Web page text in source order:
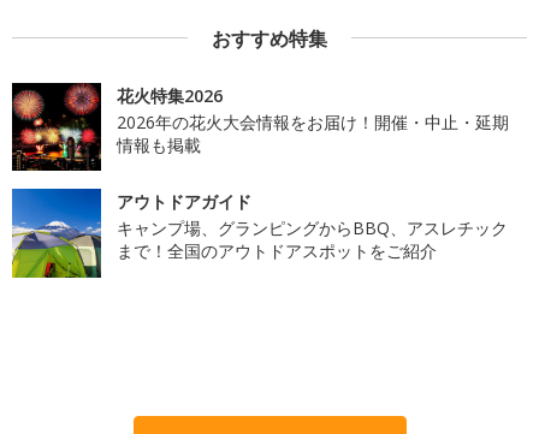
おすすめ特集
花火特集2026
2026年の花火大会情報をお届け！開催・中止・延期
情報も掲載
アウトドアガイド
キャンプ場、グランピングからBBQ、アスレチック
まで！全国のアウトドアスポットをご紹介